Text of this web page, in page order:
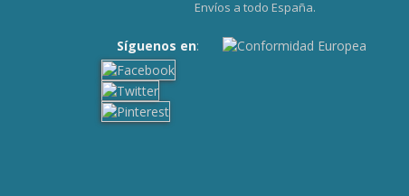
Envíos a todo España.
Síguenos en: